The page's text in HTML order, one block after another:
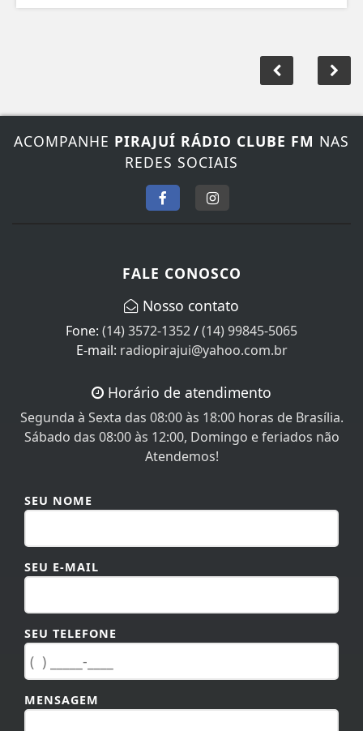
REDES SOCIAIS
(14) 3572-1352/(14) 99845-5065
E-mail:radiopirajui@yahoo.com.br
Segunda à Sexta das 08:00 às 18:00 horas de Brasília.
Sábado das 08:00 às 12:00, Domingo e feriados não
Atendemos!
SEU E-MAIL
SEU TELEFONE
MENSAGEM